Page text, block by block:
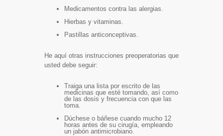
Medicamentos contra las alergias.
Hierbas y vitaminas.
Pastillas anticonceptivas.
He aquí otras instrucciones preoperatorias que
usted debe seguir:
Traiga una lista por escrito de las
medicinas que esté tomando, así como
de las dosis y frecuencia con que las
toma.
Dúchese o báñese cuando mucho 12
horas antes de su cirugía, empleando
un jabón antimicrobiano.